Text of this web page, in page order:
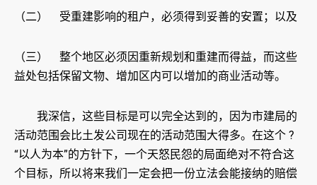
（二） 受重建影响的租户，必须得到妥善的安置；以及
（三） 整个地区必须因重新规划和重建而得益，而这些
益处包括保留文物、增加区内可以增加的商业活动等。
我深信，这些目标是可以完全达到的，因为市建局的
活动范围会比土发公司现在的活动范围大得多。在这个 ?
“以人为本”的方针下，一个天怒民怨的局面绝对不符合这
个目标，所以将来我们一定会把一份立法会能接纳的赔偿